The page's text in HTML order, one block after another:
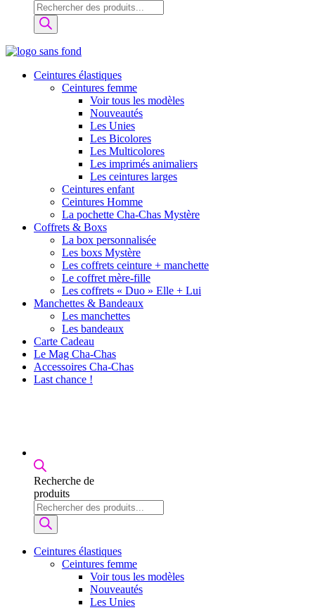
Ceintures élastiques
Ceintures femme
Voir tous les modèles
Nouveautés
Les Unies
Les Bicolores
Les Multicolores
Les imprimés animaliers
Les ceintures larges
Ceintures enfant
Ceintures Homme
La pochette Cha-Chas Mystère
Coffrets & Boxs
La box personnalisée
Les boxs Mystère
Les coffrets ceinture + manchette
Le coffret mère-fille
Les coffrets « Duo » Elle + Lui
Manchettes & Bandeaux
Les manchettes
Les bandeaux
Carte Cadeau
Le Mag Cha-Chas
Accessoires Cha-Chas
Last chance !
Recherche de
produits
Ceintures élastiques
Ceintures femme
Voir tous les modèles
Nouveautés
Les Unies